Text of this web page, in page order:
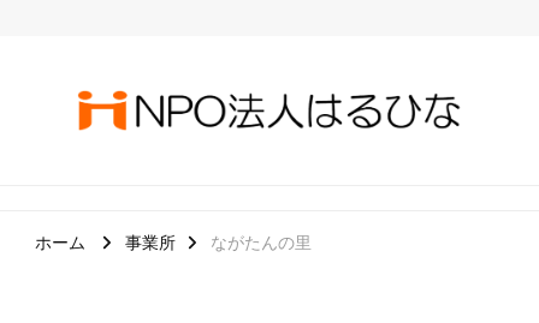
ホーム 事業所 ながたんの里